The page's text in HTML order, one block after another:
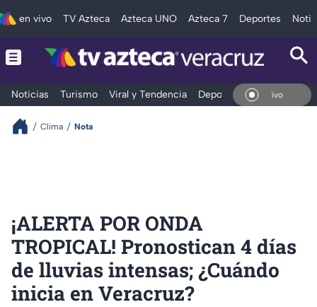
en vivo TV Azteca Azteca UNO Azteca 7 Deportes
Noticias Turismo Viral y Tendencia Deportes Espectáculos
En
Clima Nota
¡ALERTA POR ONDA
TROPICAL! Pronostican 4 días
de lluvias intensas; ¿Cuándo
inicia en Veracruz?